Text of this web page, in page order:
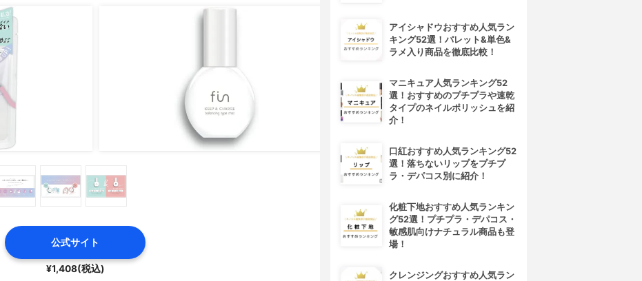
公式サイト
¥1,408(税込)
アイシャドウおすすめ人気ラン
キング52選！パレット&単色&
ラメ入り商品を徹底比較！
マニキュア人気ランキング52
選！おすすめのプチプラや速乾
タイプのネイルポリッシュを紹
介！
口紅おすすめ人気ランキング52
選！落ちないリップをプチプ
ラ・デパコス別に紹介！
化粧下地おすすめ人気ランキン
グ52選！プチプラ・デパコス・
敏感肌向けナチュラル商品も登
場！
クレンジングおすすめ人気ラン